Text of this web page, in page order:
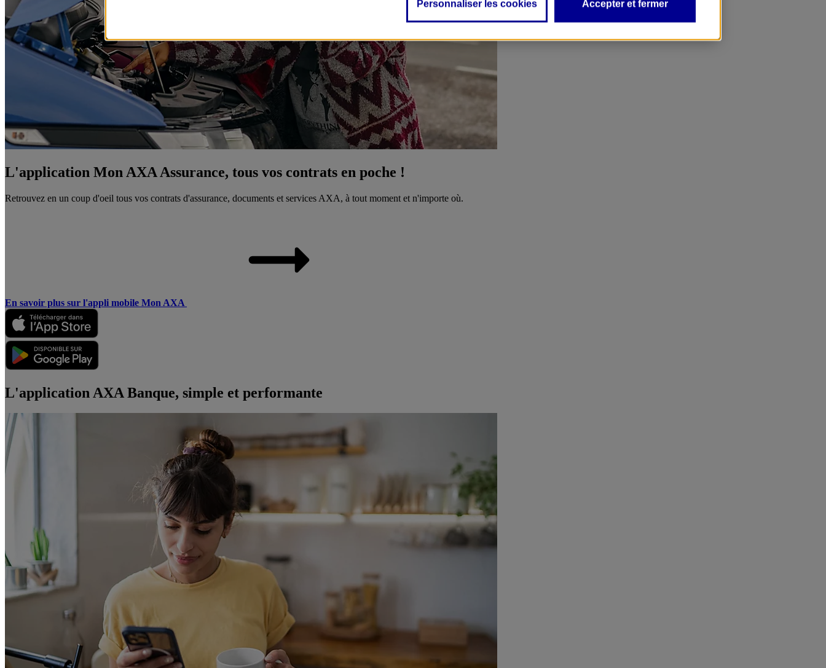
L'application Mon AXA Assurance, tous vos contrats en poche !
Retrouvez en un coup d'oeil tous vos contrats d'assurance, documents et services AXA, à tout moment et n'importe où.
En savoir plus sur l'appli mobile Mon AXA
L'application AXA Banque, simple et performante
Personnaliser les cookies Accepter et fermer